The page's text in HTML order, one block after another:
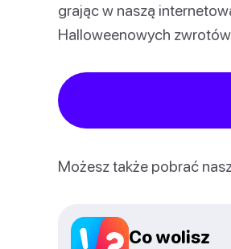
grając w naszą
Halloweenowych
Możesz także pobrać
Co wolisz